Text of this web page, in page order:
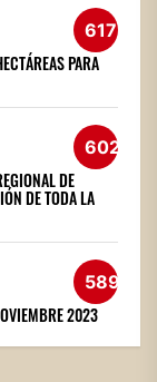
617
PARA
602
DE
DE TODA LA
589
2023